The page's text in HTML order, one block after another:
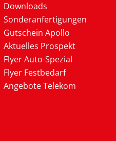
Downloads
Sonderanfertigungen
Gutschein Apollo
Aktuelles Prospekt
Flyer Auto-Spezial
Flyer Festbedarf
Angebote Telekom